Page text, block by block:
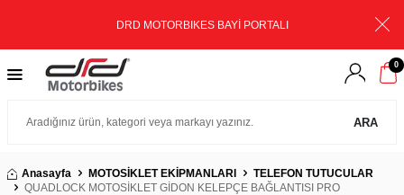
DRD MOTORBIKES BAYİ PORTALI
ARA
0
Anasayfa MOTOSİKLET EKİPMANLARI
TELEFON TUTUCULAR
QUADLOCK MOTOSİKLET GİDON KELEPÇE BAĞLANTISI PRO